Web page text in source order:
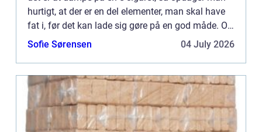
hurtigt, at der er en del elementer, man skal have
fat i, før det kan lade sig gøre på en god måde. Og
det drejer sig ikke (bare) om kvaliteten af det, for
Sofie Sørensen 04 July 2026